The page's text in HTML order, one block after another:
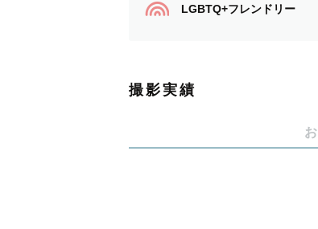
事前に心配なこと、不安な
私自身子育てをしていく中
何年、何十年経って見返し
LGBTQ+フレンドリー
撮影実績